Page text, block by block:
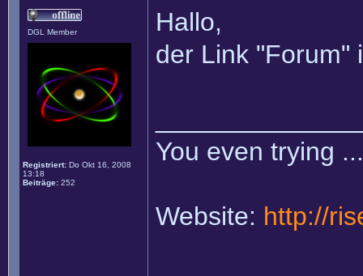
DGL Member
Registriert: Do Okt 16, 2008
13:18
Beiträge: 252
Hallo,
der Link "Forum"
You even trying ...
Website: http://